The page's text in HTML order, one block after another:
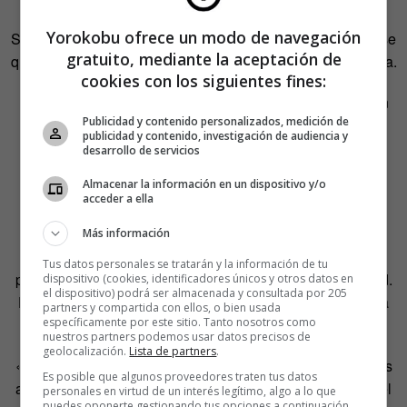
Sin embargo, no faltan críticos ni narradores lineales que se
quejan de la multiplicidad de finales de una obra interactiva.
con final feliz o un
Hamletcon posibilidad de elección?», dice Ruber
Eaglenest. «Ya sea como parodia o como drama, estos
Además, una historia interactiva no tiene por qué tener
Es inevitable recordar que todas las elecciones del
protagonista deBandersnatchle conducen a la infelicidad.
Distintos finales, pero que cumplen la premisa aristotélica
de lo inevitable.
«Mi trabajo intenta que el lector/jugador pueda ejecutar las
acciones que esté motivado a realizar en la historia y en el
Yorokobu ofrece un modo de navegación
gratuito, mediante la aceptación de
cookies con los siguientes fines:
Publicidad y contenido personalizados, medición de
publicidad y contenido, investigación de audiencia y
desarrollo de servicios
Almacenar la información en un dispositivo y/o
acceder a ella
Más información
Tus datos personales se tratarán y la información de tu
dispositivo (cookies, identificadores únicos y otros datos en
el dispositivo) podrá ser almacenada y consultada por 205
partners y compartida con ellos, o bien usada
específicamente por este sitio. Tanto nosotros como
nuestros partners podemos usar datos precisos de
geolocalización. Lista de partners.
Es posible que algunos proveedores traten tus datos
personales en virtud de un interés legítimo, algo a lo que